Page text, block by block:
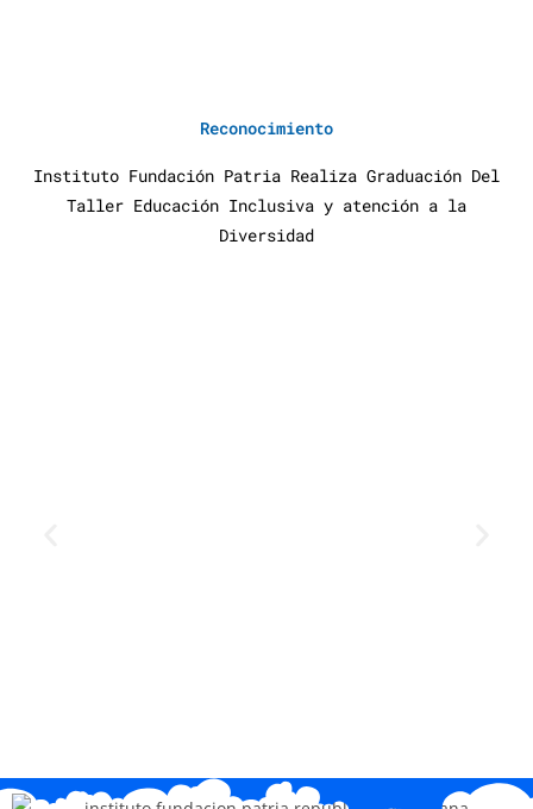
Reconocimiento
Instituto Fundación Patria Realiza Graduación Del
Taller Educación Inclusiva y atención a la
Diversidad